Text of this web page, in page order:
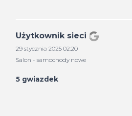
Użytkownik sieci
29 stycznia 2025 02:20
Salon - samochody nowe
5 gwiazdek